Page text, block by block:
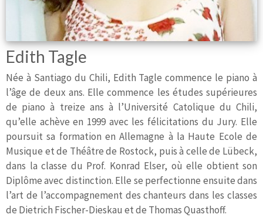
Edith Tagle
Née à Santiago du Chili, Edith Tagle commence le piano à
l’âge de deux ans. Elle commence les études supérieures
de piano à treize ans à l’Université Catolique du Chili,
qu’elle achève en 1999 avec les félicitations du Jury. Elle
poursuit sa formation en Allemagne à la Haute Ecole de
Musique et de Théâtre de Rostock, puis à celle de Lübeck,
dans la classe du Prof. Konrad Elser, où elle obtient son
Diplôme avec distinction. Elle se perfectionne ensuite dans
l’art de l’accompagnement des chanteurs dans les classes
de Dietrich Fischer-Dieskau et de Thomas Quasthoff.